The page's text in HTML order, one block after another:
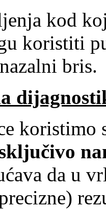
kod
koristiti
bris.
koristimo
da u